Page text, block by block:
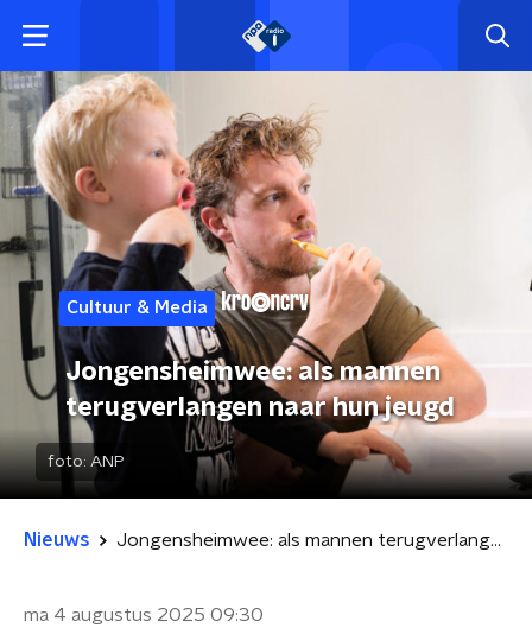
Cultuur & Media
Jongensheimwee: als mannen
terugverlangen naar hun jeugd
foto: ANP
Nieuws Jongensheimwee: als mannen terugverlangen naar hun jeugd
ma 4 augustus 2025 09:30